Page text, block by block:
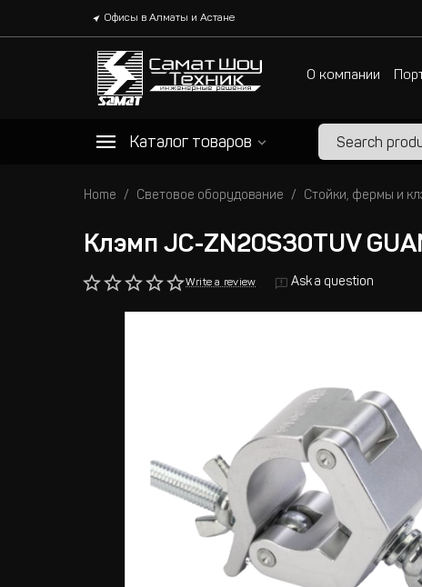
Офисы в Алматы и Астане
О компании
Каталог товаров
Home Световое оборудование Стойки, фермы и
Клэмп JC-ZN20S30TUV
Write a review Ask a question